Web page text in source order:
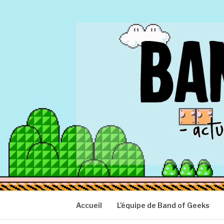
BAND OF
Actu Geek d'hier et d'aujourd'hui
Accueil L’équipe de Band of Geeks